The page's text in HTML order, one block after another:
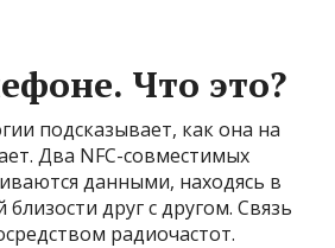
Что это?
подсказывает, как она на
Два NFC-совместимых
данными, находясь в
друг с другом. Связь
радиочастот.